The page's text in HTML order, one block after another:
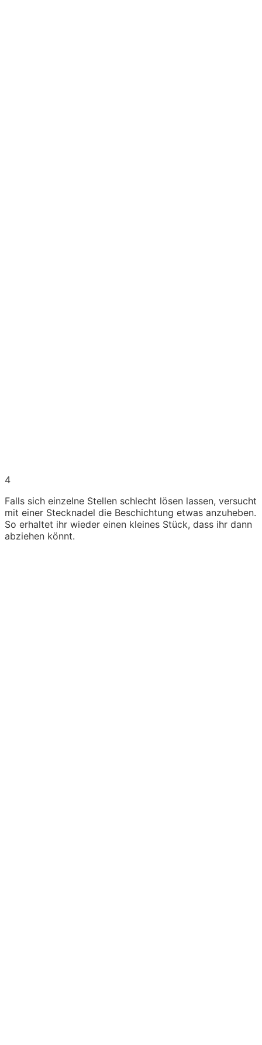
4
Falls sich einzelne Stellen schlecht lösen lassen, versucht
mit einer Stecknadel die Beschichtung etwas anzuheben.
So erhaltet ihr wieder einen kleines Stück, dass ihr dann
abziehen könnt.